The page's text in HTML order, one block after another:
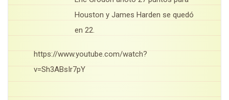
Houston y James Harden se quedó
en 22.
https://www.youtube.com/watch?
v=Sh3ABsIr7pY